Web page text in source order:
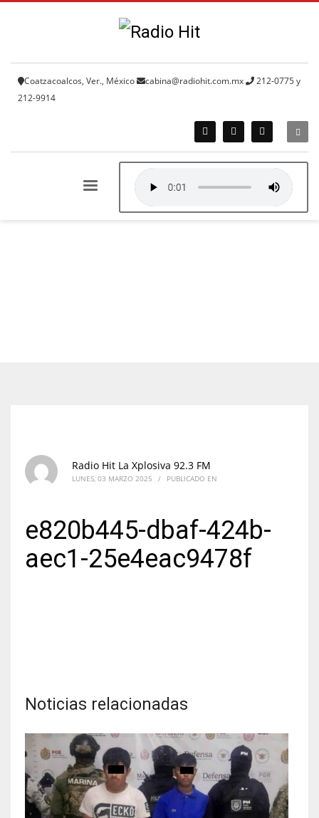
Coatzacoalcos, Ver., México cabina@radiohit.com.mx
212-0775 y
212-9914
Radio Hit La Xplosiva 92.3 FM
LUNES, 03 MARZO 2025 / PUBLICADO EN
e820b445-dbaf-424b-
aec1-25e4eac9478f
Noticias relacionadas